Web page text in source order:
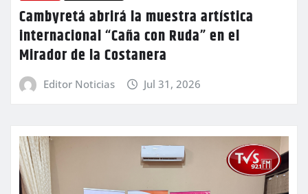
Cambyretá abrirá la muestra artística
internacional “Caña con Ruda” en el
Mirador de la Costanera
Editor Noticias Jul 31, 2026